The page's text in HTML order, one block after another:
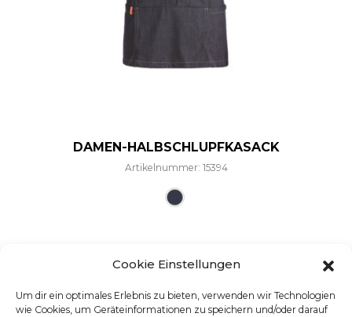
Cookie Einstellungen
Um dir ein optimales Erlebnis zu bieten, verwenden wir Technologien
wie Cookies, um Geräteinformationen zu speichern und/oder darauf
DAMEN-HALBSCHLUPFKASACK
Artikelnummer: 15394